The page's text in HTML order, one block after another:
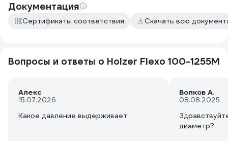
Документация
Сертификаты соответствия Скачать всю
Вопросы и ответы о Holzer Flexo 100-1255M
Алекс
15.07.2026
Какое давление выдерживает
Волков А.
08.08.2025
диаметр?